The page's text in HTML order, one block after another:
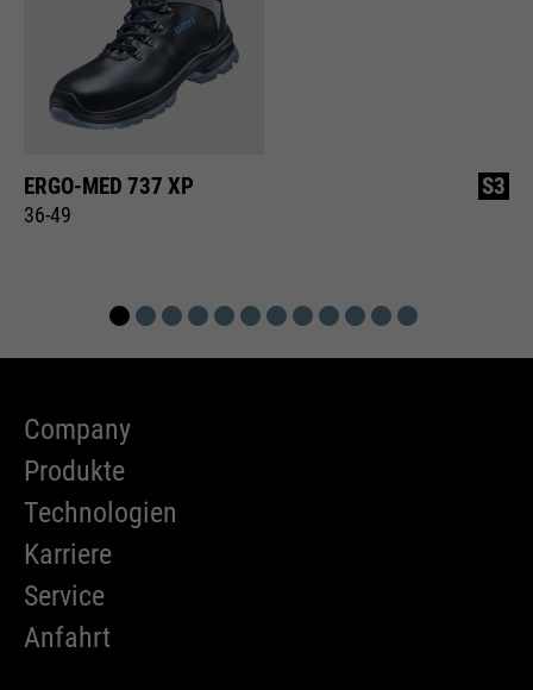
ERGO-MED 737 XP
36-49
S3
Company
Produkte
Technologien
Karriere
Service
Anfahrt